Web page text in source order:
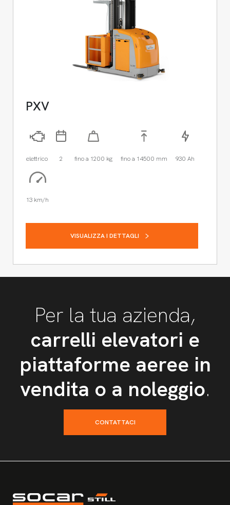
PXV
elettrico 2 fino a 1200 kg fino a 14500 mm 930 Ah
13 km/h
VISUALIZZA I DETTAGLI
Per la tua azienda,
carrelli elevatori e
piattaforme aeree in
vendita o a noleggio.
CONTATTACI